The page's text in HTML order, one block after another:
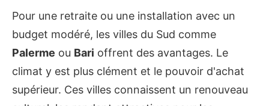
Pour une retraite ou une installation avec un
budget modéré, les villes du Sud comme
Palerme ou Bari offrent des avantages. Le
climat y est plus clément et le pouvoir d'achat
supérieur. Ces villes connaissent un renouveau